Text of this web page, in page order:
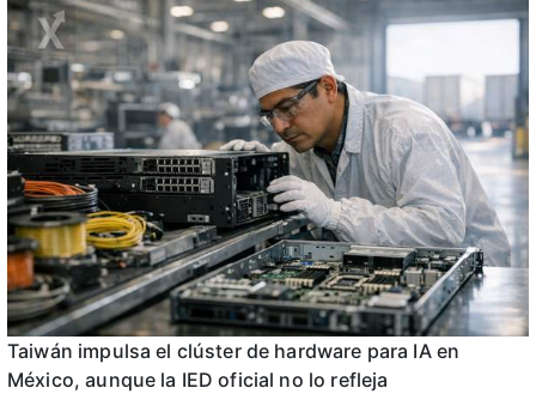
Taiwán impulsa el clúster de hardware para IA en
México, aunque la IED oficial no lo refleja